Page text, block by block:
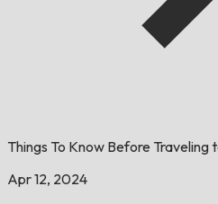
Things To Know Before Traveling
Apr 12, 2024